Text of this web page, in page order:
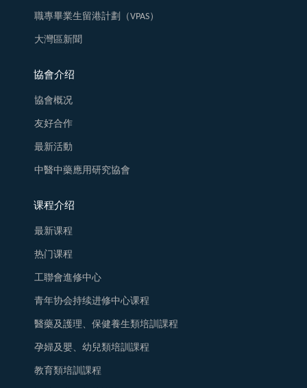
職專畢業生留港計劃（VPAS）
大灣區新聞
協會介绍
協會概况
友好合作
最新活動
中醫中藥應用研究協會
课程介绍
最新课程
热门课程
工聯會進修中心
青年协会持续进修中心课程
醫藥及護理、保健養生類培訓課程
孕婦及嬰、幼兒類培訓課程
教育類培訓課程